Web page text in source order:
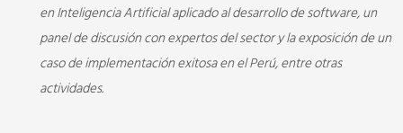
en Inteligencia Artificial aplicado al desarrollo de software, un
panel de discusión con expertos del sector y la exposición de un
caso de implementación exitosa en el Perú, entre otras
actividades.